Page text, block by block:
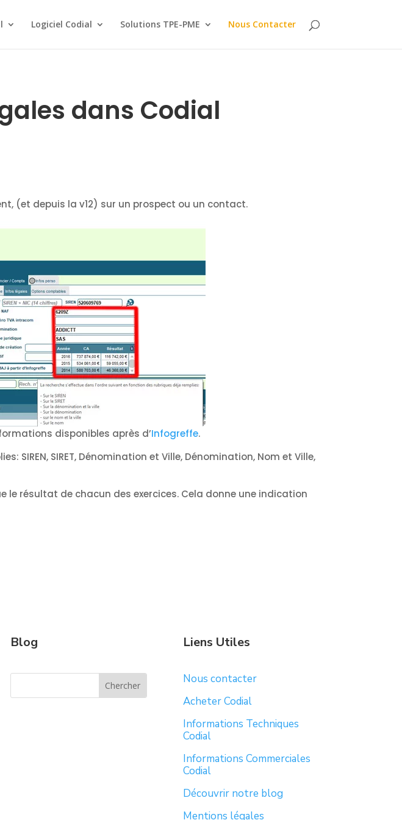
Logiciel Codial Solutions TPE-PME Nous Contacter
dans Codial
(et depuis la v12) sur un prospect ou un contact.
disponibles après d’Infogreffe.
SIREN, SIRET, Dénomination et Ville, Dénomination, Nom et Ville,
le résultat de chacun des exercices. Cela donne une indication
Blog Liens Utiles
Nous contacter
Acheter Codial
Informations Techniques
Codial
Informations Commerciales
Codial
Découvrir notre blog
Mentions légales